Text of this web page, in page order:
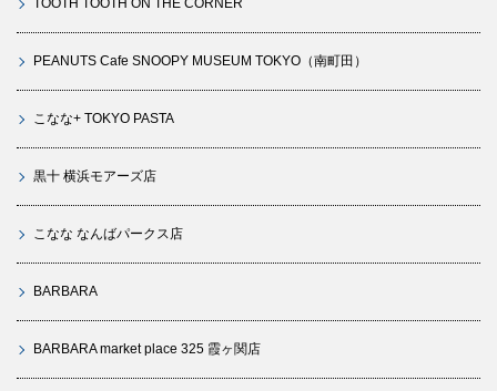
TOOTH TOOTH ON THE CORNER
PEANUTS Cafe SNOOPY MUSEUM TOKYO（南町田）
こなな+ TOKYO PASTA
黒十 横浜モアーズ店
こなな なんばパークス店
BARBARA
BARBARA market place 325 霞ヶ関店